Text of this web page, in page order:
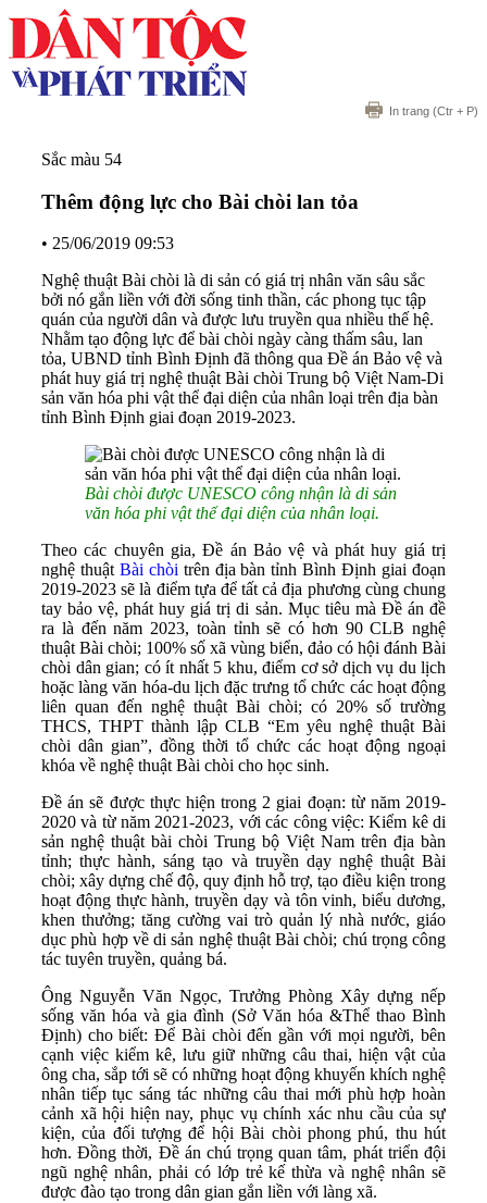
In trang (Ctr + P)
Sắc màu 54
Thêm động lực cho Bài chòi lan tỏa
• 25/06/2019 09:53
Nghệ thuật Bài chòi là di sản có giá trị nhân văn sâu sắc
bởi nó gắn liền với đời sống tinh thần, các phong tục tập
quán của người dân và được lưu truyền qua nhiều thế hệ.
Nhằm tạo động lực để bài chòi ngày càng thấm sâu, lan
tỏa, UBND tỉnh Bình Định đã thông qua Ðề án Bảo vệ và
phát huy giá trị nghệ thuật Bài chòi Trung bộ Việt Nam-Di
sản văn hóa phi vật thể đại diện của nhân loại trên địa bàn
tỉnh Bình Ðịnh giai đoạn 2019-2023.
Bài chòi được UNESCO công nhận là di sản
văn hóa phi vật thể đại diện của nhân loại.
Theo các chuyên gia, Đề án Bảo vệ và phát huy giá trị
nghệ thuật Bài chòi trên địa bàn tỉnh Bình Định giai đoạn
2019-2023 sẽ là điểm tựa để tất cả địa phương cùng chung
tay bảo vệ, phát huy giá trị di sản. Mục tiêu mà Đề án đề
ra là đến năm 2023, toàn tỉnh sẽ có hơn 90 CLB nghệ
thuật Bài chòi; 100% số xã vùng biển, đảo có hội đánh Bài
chòi dân gian; có ít nhất 5 khu, điểm cơ sở dịch vụ du lịch
hoặc làng văn hóa-du lịch đặc trưng tổ chức các hoạt động
liên quan đến nghệ thuật Bài chòi; có 20% số trường
THCS, THPT thành lập CLB “Em yêu nghệ thuật Bài
chòi dân gian”, đồng thời tổ chức các hoạt động ngoại
khóa về nghệ thuật Bài chòi cho học sinh.
Đề án sẽ được thực hiện trong 2 giai đoạn: từ năm 2019-
2020 và từ năm 2021-2023, với các công việc: Kiểm kê di
sản nghệ thuật bài chòi Trung bộ Việt Nam trên địa bàn
tỉnh; thực hành, sáng tạo và truyền dạy nghệ thuật Bài
chòi; xây dựng chế độ, quy định hỗ trợ, tạo điều kiện trong
hoạt động thực hành, truyền dạy và tôn vinh, biểu dương,
khen thưởng; tăng cường vai trò quản lý nhà nước, giáo
dục phù hợp về di sản nghệ thuật Bài chòi; chú trọng công
tác tuyên truyền, quảng bá.
Ông Nguyễn Văn Ngọc, Trưởng Phòng Xây dựng nếp
sống văn hóa và gia đình (Sở Văn hóa &Thể thao Bình
Định) cho biết: Để Bài chòi đến gần với mọi người, bên
cạnh việc kiểm kê, lưu giữ những câu thai, hiện vật của
ông cha, sắp tới sẽ có những hoạt động khuyến khích nghệ
nhân tiếp tục sáng tác những câu thai mới phù hợp hoàn
cảnh xã hội hiện nay, phục vụ chính xác nhu cầu của sự
kiện, của đối tượng để hội Bài chòi phong phú, thu hút
hơn. Đồng thời, Đề án chú trọng quan tâm, phát triển đội
ngũ nghệ nhân, phải có lớp trẻ kế thừa và nghệ nhân sẽ
được đào tạo trong dân gian gắn liền với làng xã.